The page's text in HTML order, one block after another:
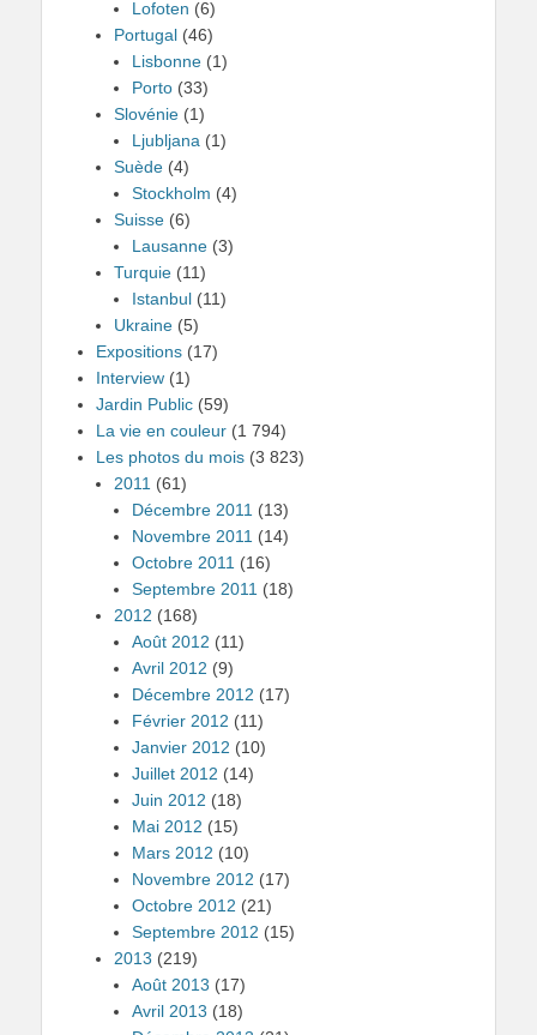
Lofoten (6)
Portugal (46)
Lisbonne (1)
Porto (33)
Slovénie (1)
Ljubljana (1)
Suède (4)
Stockholm (4)
Suisse (6)
Lausanne (3)
Turquie (11)
Istanbul (11)
Ukraine (5)
Expositions (17)
Interview (1)
Jardin Public (59)
La vie en couleur (1 794)
Les photos du mois (3 823)
2011 (61)
Décembre 2011 (13)
Novembre 2011 (14)
Octobre 2011 (16)
Septembre 2011 (18)
2012 (168)
Août 2012 (11)
Avril 2012 (9)
Décembre 2012 (17)
Février 2012 (11)
Janvier 2012 (10)
Juillet 2012 (14)
Juin 2012 (18)
Mai 2012 (15)
Mars 2012 (10)
Novembre 2012 (17)
Octobre 2012 (21)
Septembre 2012 (15)
2013 (219)
Août 2013 (17)
Avril 2013 (18)